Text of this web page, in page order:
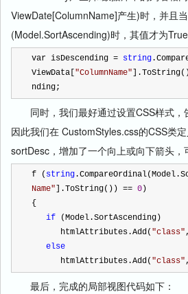
ViewDate[ColumnName]产生)时，并且
(Model.SortAscending)时，其值才为True
var isDescending = string
ViewData[ "ColumnName"
nding;
同时，我们最好通过设置CSS样式，
因此我们在 CustomStyles.css的CSS类
sortDesc，增加了一个向上或向下箭头，
f ( string
Name" ].ToString()) == 0 )
{
if (Model.SortAscending)
      htmlAttributes.Add(
"class"
else
      htmlAttributes.Add(
"class"
最后，完成的局部视图代码如下：